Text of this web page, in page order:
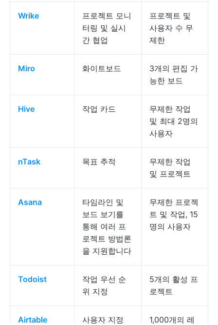
Wrike
프로젝트 모니
터링 및 실시
간 협업
프로젝트 및
사용자 수 무
제한
Miro 화이트보드
3개의 편집 가
능한 보드
Hive 작업 카드
무제한 작업
및 최대 2명의
사용자
nTask 목표 추적
무제한 작업
및 프로젝트
Asana
타임라인 및
보드 보기를
통해 여러 프
로젝트 방법론
을 지원합니다
무제한 프로젝
트 및 작업, 15
명의 사용자
Todoist
작업 우선 순
위 지정
5개의 활성 프
로젝트
Airtable
사용자 지정
1,000개의 레